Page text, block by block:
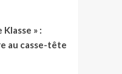
» :
au casse-tête